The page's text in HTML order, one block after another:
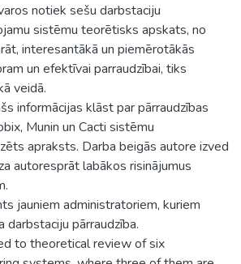
notiek sešu darbstaciju
sistēmu teorētisks apskats, no
interesantākā un piemērotākās
un efektīvai parraudzībai, tiks
veidā.
informācijas klāst par pārraudzības
Munin un Cacti sistēmu
apraksts. Darba beigās autore izved
autoresprāt labākos risinājumus
jauniem administratoriem, kuriem
darbstaciju pārraudzība.
to theoretical review of six